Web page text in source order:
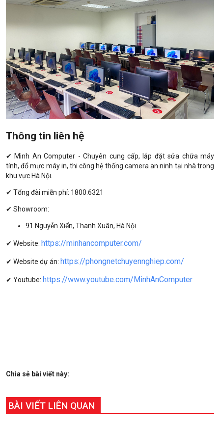
Thông tin liên hệ
✔ Minh An Computer - Chuyên cung cấp, lắp đặt sửa chữa máy
tính, đổ mực máy in, thi công hệ thống camera an ninh tại nhà trong
khu vực Hà Nội.
✔ Tổng đài miễn phí: 1800.6321
✔ Showroom:
91 Nguyễn Xiển, Thanh Xuân, Hà Nội
✔ Website: https://minhancomputer.com/
✔ Website dự án: https://phongnetchuyennghiep.com/
✔ Youtube: https://www.youtube.com/MinhAnComputer
Chia sẻ bài viết này:
BÀI VIẾT LIÊN QUAN